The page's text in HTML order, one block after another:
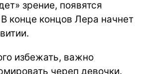
зрение, появятся
конце концов Лера начнет
избежать, важно
череп девочки.